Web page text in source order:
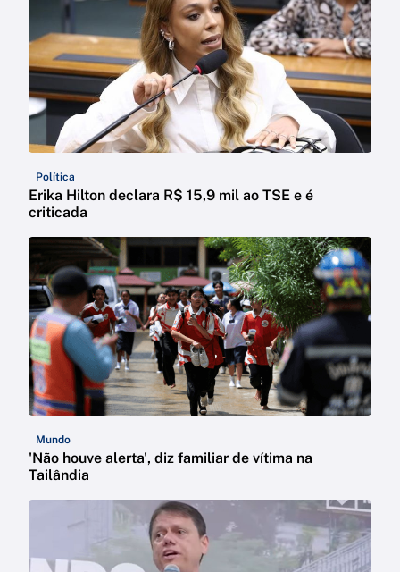
Política
Erika Hilton declara R$ 15,9 mil ao TSE e é
criticada
Mundo
'Não houve alerta', diz familiar de vítima na
Tailândia